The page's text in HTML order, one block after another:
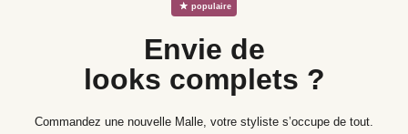
☆ populaire
Envie de
looks complets ?
Commandez une nouvelle Malle, votre styliste s’occupe de tout.